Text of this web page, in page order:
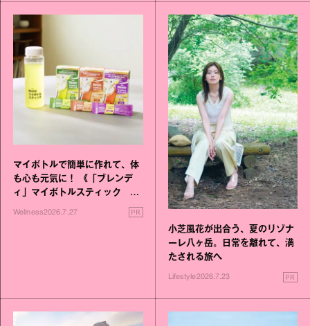
マイボトルで簡単に作れて、体
も心も元気に！ 《「ブレンデ
ィ」マイボトルスティック い
いこと毎日》シリーズが誕生
Wellness2026.7.27 PR
小芝風花が出合う、夏のリゾナ
ーレ八ヶ岳。日常を離れて、満
たされる旅へ
Lifestyle2026.7.23 PR